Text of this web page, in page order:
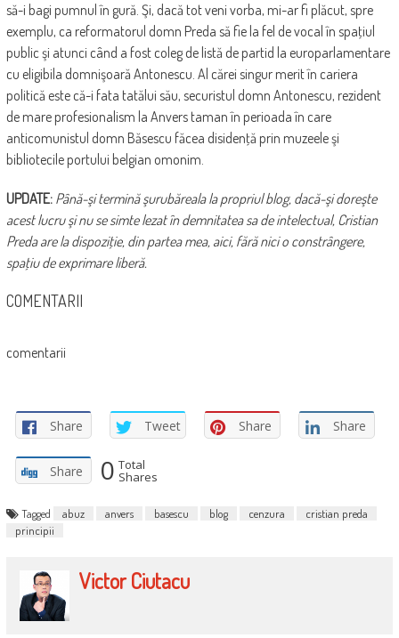
să-i bagi pumnul în gură. Şi, dacă tot veni vorba, mi-ar fi plăcut, spre
exemplu, ca reformatorul domn Preda să fie la fel de vocal în spaţiul
public şi atunci când a fost coleg de listă de partid la europarlamentare
cu eligibila domnişoară Antonescu. Al cărei singur merit în cariera
politică este că-i fata tatălui său, securistul domn Antonescu, rezident
de mare profesionalism la Anvers taman în perioada în care
anticomunistul domn Băsescu făcea disidenţă prin muzeele şi
bibliotecile portului belgian omonim.
UPDATE: Până-şi termină şurubăreala la propriul blog, dacă-şi doreşte
acest lucru şi nu se simte lezat în demnitatea sa de intelectual, Cristian
Preda are la dispoziţie, din partea mea, aici, fără nici o constrângere,
spaţiu de exprimare liberă.
COMENTARII
comentarii
Share Tweet Share Share
Share 0 Total
Shares
Tagged abuz anvers basescu blog cenzura
cristian preda
principii
Victor Ciutacu